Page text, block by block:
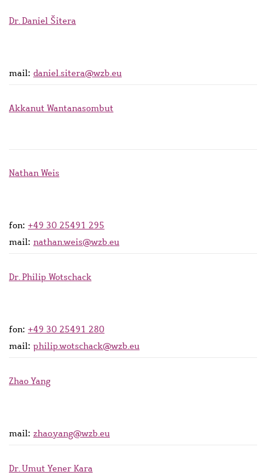
Dr. Daniel Šitera
mail: daniel.sitera@wzb.eu
Akkanut Wantanasombut
Nathan Weis
fon: +49 30 25491 295
mail: nathan.weis@wzb.eu
Dr. Philip Wotschack
fon: +49 30 25491 280
mail: philip.wotschack@wzb.eu
Zhao Yang
mail: zhao.yang@wzb.eu
Dr. Umut Yener Kara